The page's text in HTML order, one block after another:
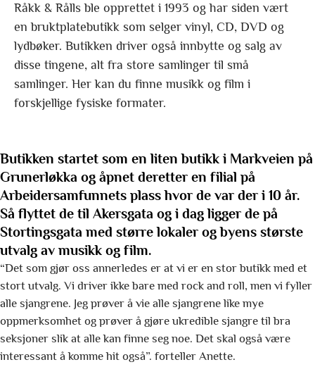
Råkk & Rålls ble opprettet i 1993 og har siden vært
en bruktplatebutikk som selger vinyl, CD, DVD og
lydbøker. Butikken driver også innbytte og salg av
disse tingene, alt fra store samlinger til små
samlinger. Her kan du finne musikk og film i
forskjellige fysiske formater.
Butikken startet som en liten butikk i Markveien på
Grunerløkka og åpnet deretter en filial på
Arbeidersamfunnets plass hvor de var der i 10 år.
Så flyttet de til Akersgata og i dag ligger de på
Stortingsgata med større lokaler og byens største
utvalg av musikk og film.
“Det som gjør oss annerledes er at vi er en stor butikk med et
stort utvalg. Vi driver ikke bare med rock and roll, men vi fyller
alle sjangrene. Jeg prøver å vie alle sjangrene like mye
oppmerksomhet og prøver å gjøre ukredible sjangre til bra
seksjoner slik at alle kan finne seg noe. Det skal også være
interessant å komme hit også”. forteller Anette.